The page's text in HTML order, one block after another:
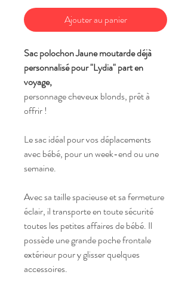
Ajouter au panier
Sac polochon Jaune moutarde déjà
personnalisé pour "Lydia" part en
voyage,
personnage cheveux blonds, prêt à
offrir !
Le sac idéal pour vos déplacements
avec bébé, pour un week-end ou une
semaine.
Avec sa taille spacieuse et sa fermeture
éclair, il transporte en toute sécurité
toutes les petites affaires de bébé. Il
possède une grande poche frontale
extérieur pour y glisser quelques
accessoires.